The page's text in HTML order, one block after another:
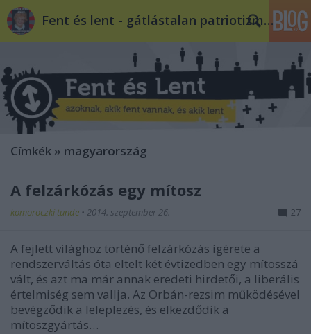
Fent és lent - gátlástalan patriotizmus
Címkék » magyarország
A felzárkózás egy mítosz
komoroczki tunde • 2014. szeptember 26. 27
A fejlett világhoz történő felzárkózás ígérete a
rendszerváltás óta eltelt két évtizedben egy mítosszá
vált, és azt ma már annak eredeti hirdetői, a liberális
értelmiség sem vallja. Az Orbán-rezsim működésével
bevégződik a leleplezés, és elkezdődik a
mítoszgyártás…